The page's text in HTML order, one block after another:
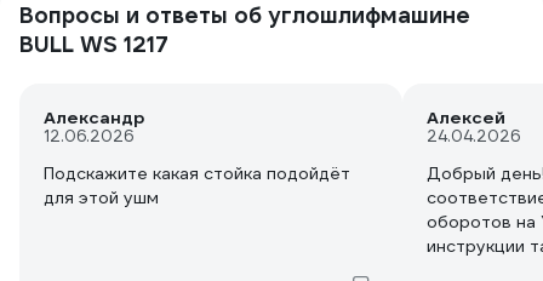
Вопросы и ответы об углошлифмашине
BULL WS 1217
Александр
12.06.2026
Подскажите какая стойка подойдёт
для этой ушм
Алексей
24.04.2026
Добрый
оборотов на
инструкции